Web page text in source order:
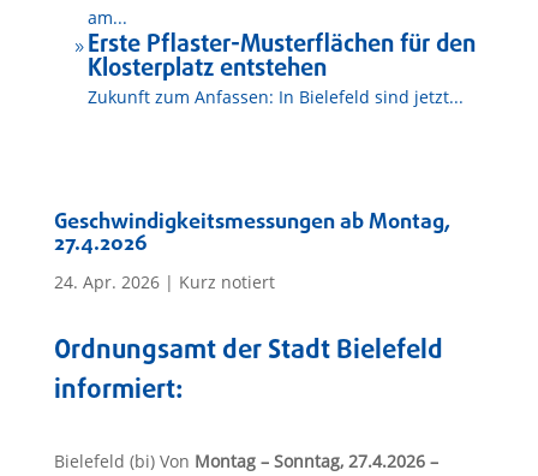
am...
9 Erste Pflaster-Musterflächen für den
Klosterplatz entstehen
Zukunft zum Anfassen: In Bielefeld sind jetzt...
Geschwindigkeitsmessungen ab Montag,
27.4.2026
24. Apr. 2026| Kurz notiert
Ordnungsamt der Stadt Bielefeld
informiert:
Bielefeld (bi) Von Montag – Sonntag, 27.4.2026 –